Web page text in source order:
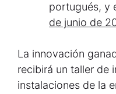
portugués, y
de junio de
La innovación
recibirá un taller de
instalaciones de la